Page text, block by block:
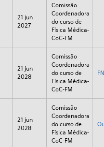
21 jun
2027
Comissão
Coordenadora
do curso de
Física Médica-
CoC-FM
21 jun
2028
Comissão
Coordenadora
do curso de
Física Médica-
CoC-FM
21 jun
2028
Comissão
Coordenadora
do curso de
Física Médica-
CoC-FM